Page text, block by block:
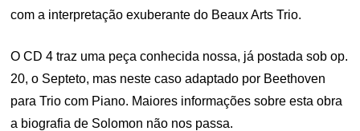
com a interpretação exuberante do Beaux Arts Trio.
O CD 4 traz uma peça conhecida nossa, já postada sob op.
20, o Septeto, mas neste caso adaptado por Beethoven
para Trio com Piano. Maiores informações sobre esta obra
a biografia de Solomon não nos passa.